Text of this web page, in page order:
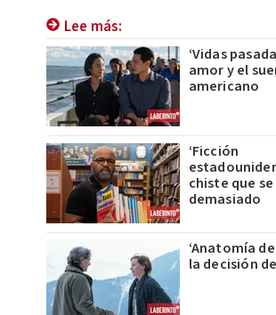
Lee más:
‘Vidas
amor y el
americano
‘Ficción
chiste que
demasiado
‘Anatomía
la decisión